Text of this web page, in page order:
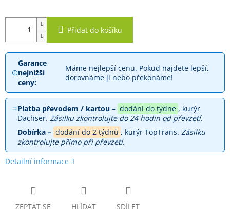
Přidat do košíku
Garance
nejnižší
ceny:
Máme nejlepší cenu. Pokud najdete lepší,
dorovnáme ji nebo překonáme!
Platba převodem / kartou – dodání do týdne , kurýr
Dachser. Zásilku zkontrolujte do 24 hodin od převzetí.
Dobírka – dodání do 2 týdnů , kurýr TopTrans. Zásilku
zkontrolujte přímo při převzetí.
Detailní informace
ZEPTAT SE HLÍDAT SDÍLET